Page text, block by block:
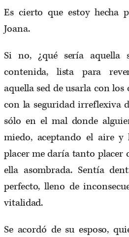
Es cierto que estoy hecha
Joana.
Si no, ¿qué sería aquella
contenida, lista para
aquella sed de usarla con los
con la seguridad irreflexiva
sólo en el mal donde
miedo, aceptando el aire y
placer me daría tanto placer
ella asombrada. Sentía
perfecto, lleno de
vitalidad.
Se acordó de su esposo,